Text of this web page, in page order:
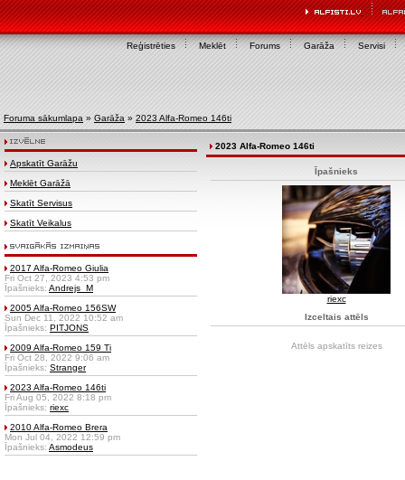
Reģistrēties Meklēt Forums Garāža Servisi
Foruma sākumlapa » Garāža » 2023 Alfa-Romeo 146ti
Apskatīt Garāžu
Meklēt Garāžā
Skatīt Servisus
Skatīt Veikalus
2017 Alfa-Romeo Giulia
Fri Oct 27, 2023 4:53 pm
Īpašnieks: Andrejs_M
2005 Alfa-Romeo 156SW
Sun Dec 11, 2022 10:52 am
Īpašnieks: PITJONS
2009 Alfa-Romeo 159 Ti
Fri Oct 28, 2022 9:06 am
Īpašnieks: Stranger
2023 Alfa-Romeo 146ti
Fri Aug 05, 2022 8:18 pm
Īpašnieks: riexc
2010 Alfa-Romeo Brera
Mon Jul 04, 2022 12:59 pm
Īpašnieks: Asmodeus
2023 Alfa-Romeo 146ti
Īpašnieks
riexc
Izceltais attēls
Attēls apskatīts reizes